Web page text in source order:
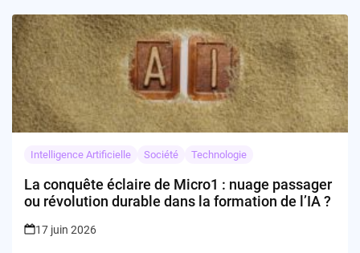
Intelligence Artificielle Société Technologie
La conquête éclaire de Micro1 : nuage passager
ou révolution durable dans la formation de l’IA ?
17 juin 2026